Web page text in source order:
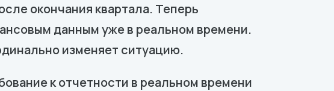
окончания квартала. Теперь
данным уже в реальном времени.
изменяет ситуацию.
к отчетности в реальном времени